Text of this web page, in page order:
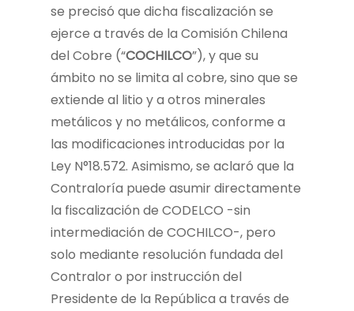
se precisó que dicha fiscalización se
ejerce a través de la Comisión Chilena
del Cobre (“COCHILCO”), y que su
ámbito no se limita al cobre, sino que se
extiende al litio y a otros minerales
metálicos y no metálicos, conforme a
las modificaciones introducidas por la
Ley N°18.572. Asimismo, se aclaró que la
Contraloría puede asumir directamente
la fiscalización de CODELCO -sin
intermediación de COCHILCO-, pero
solo mediante resolución fundada del
Contralor o por instrucción del
Presidente de la República a través de